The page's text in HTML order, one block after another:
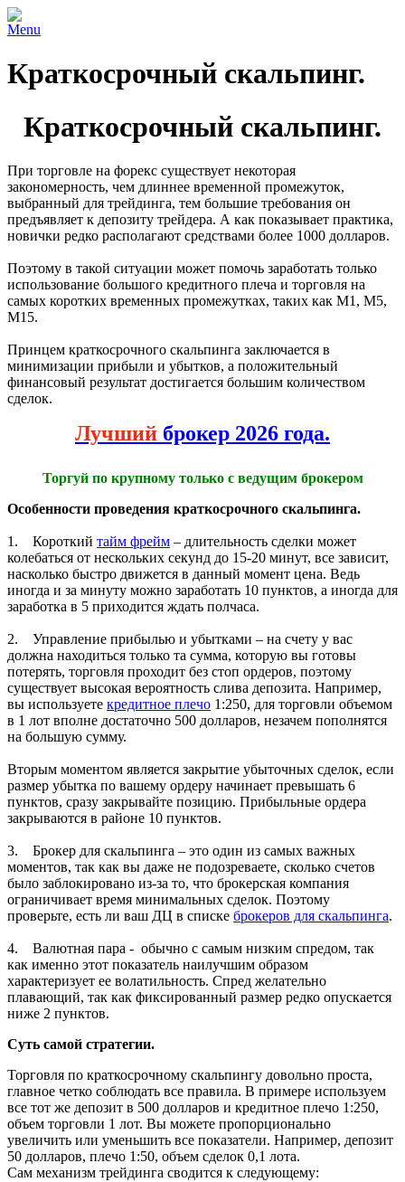
Menu
Краткосрочный скальпинг.
Краткосрочный скальпинг.
При торговле на форекс существует некоторая
закономерность, чем длиннее временной промежуток,
выбранный для трейдинга, тем большие требования он
предъявляет к депозиту трейдера. А как показывает практика,
новички редко располагают средствами более 1000 долларов.
Поэтому в такой ситуации может помочь заработать только
использование большого кредитного плеча и торговля на
самых коротких временных промежутках, таких как М1, М5,
М15.
Принцем краткосрочного скальпинга заключается в
минимизации прибыли и убытков, а положительный
финансовый результат достигается большим количеством
сделок.
Лучший брокер 2026 года.
Торгуй по крупному только с ведущим брокером
Особенности проведения краткосрочного скальпинга.
1. Короткий тайм фрейм – длительность сделки может
колебаться от нескольких секунд до 15-20 минут, все зависит,
насколько быстро движется в данный момент цена. Ведь
иногда и за минуту можно заработать 10 пунктов, а иногда для
заработка в 5 приходится ждать полчаса.
2. Управление прибылью и убытками – на счету у вас
должна находиться только та сумма, которую вы готовы
потерять, торговля проходит без стоп ордеров, поэтому
существует высокая вероятность слива депозита. Например,
вы используете кредитное плечо 1:250, для торговли объемом
в 1 лот вполне достаточно 500 долларов, незачем пополнятся
на большую сумму.
Вторым моментом является закрытие убыточных сделок, если
размер убытка по вашему ордеру начинает превышать 6
пунктов, сразу закрывайте позицию. Прибыльные ордера
закрываются в районе 10 пунктов.
3. Брокер для скальпинга – это один из самых важных
моментов, так как вы даже не подозреваете, сколько счетов
было заблокировано из-за то, что брокерская компания
ограничивает время минимальных сделок. Поэтому
проверьте, есть ли ваш ДЦ в списке брокеров для скальпинга.
4. Валютная пара - обычно с самым низким спредом, так
как именно этот показатель наилучшим образом
характеризует ее волатильность. Спред желательно
плавающий, так как фиксированный размер редко опускается
ниже 2 пунктов.
Суть самой стратегии.
Торговля по краткосрочному скальпингу довольно проста,
главное четко соблюдать все правила. В примере используем
все тот же депозит в 500 долларов и кредитное плечо 1:250,
объем торговли 1 лот. Вы можете пропорционально
увеличить или уменьшить все показатели. Например, депозит
50 долларов, плечо 1:50, объем сделок 0,1 лота.
Сам механизм трейдинга сводится к следующему: